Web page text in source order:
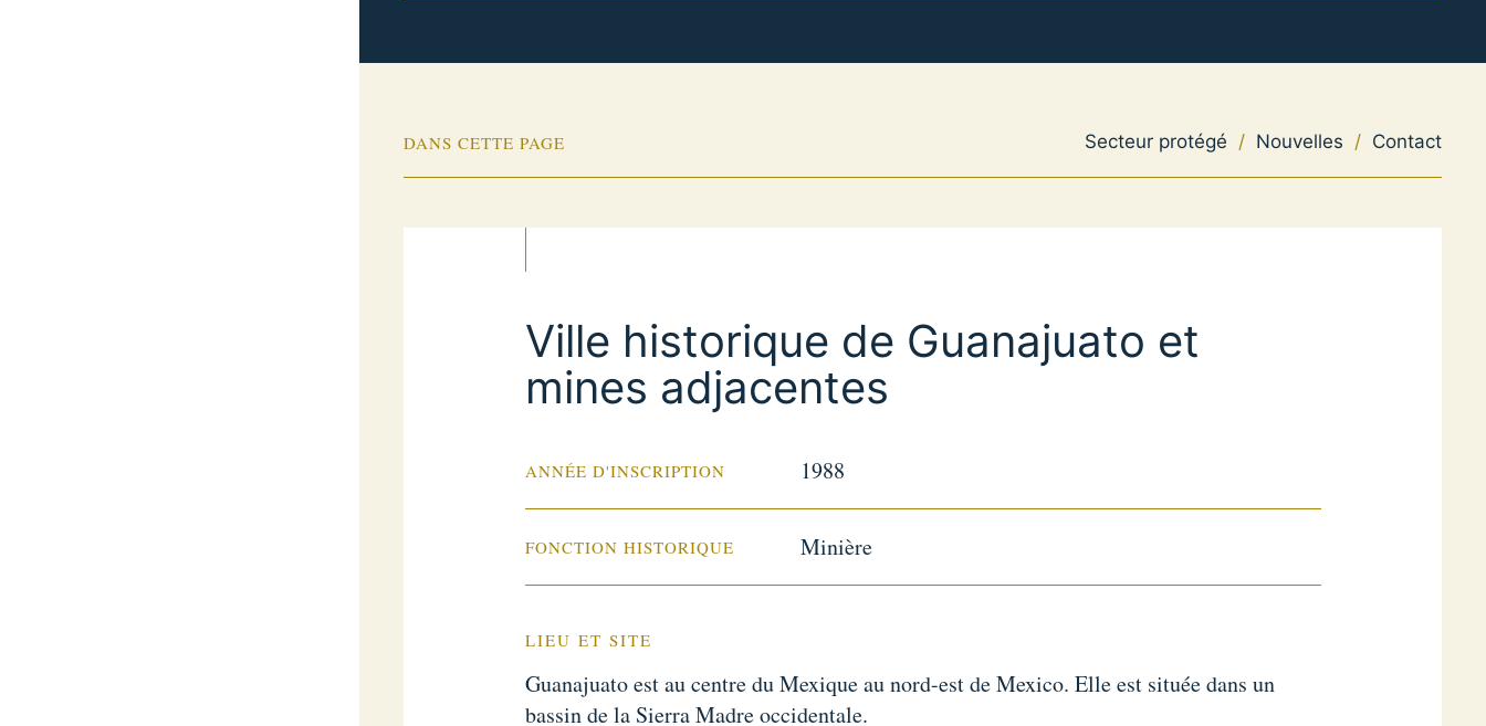
DANS CETTE PAGE Secteur protégé / Nouvelles / Contact
Ville historique de Guanajuato et
mines adjacentes
ANNÉE D'INSCRIPTION 1988
FONCTION HISTORIQUE Minière
LIEU ET SITE
Guanajuato est au centre du Mexique au nord-est de Mexico. Elle est située dans un
bassin de la Sierra Madre occidentale.